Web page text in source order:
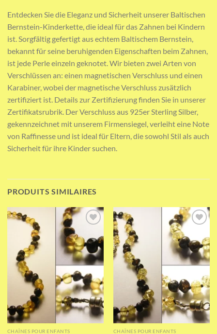
Entdecken Sie die Eleganz und Sicherheit unserer Baltischen
Bernstein-Kinderkette, die ideal für das Zahnen bei Kindern
ist. Sorgfältig gefertigt aus echtem Baltischem Bernstein,
bekannt für seine beruhigenden Eigenschaften beim Zahnen,
ist jede Perle einzeln geknotet. Wir bieten zwei Arten von
Verschlüssen an: einen magnetischen Verschluss und einen
Karabiner, wobei der magnetische Verschluss zusätzlich
zertifiziert ist. Details zur Zertifizierung finden Sie in unserer
Zertifikatsrubrik. Der Verschluss aus 925er Sterling Silber,
gekennzeichnet mit unserem Firmensiegel, verleiht eine Note
von Raffinesse und ist ideal für Eltern, die sowohl Stil als auch
Sicherheit für ihre Kinder suchen.
PRODUITS SIMILAIRES
Add to wishlist
CHAÎNES POUR ENFANTS
Add to wishlist
CHAÎNES POUR ENFANTS